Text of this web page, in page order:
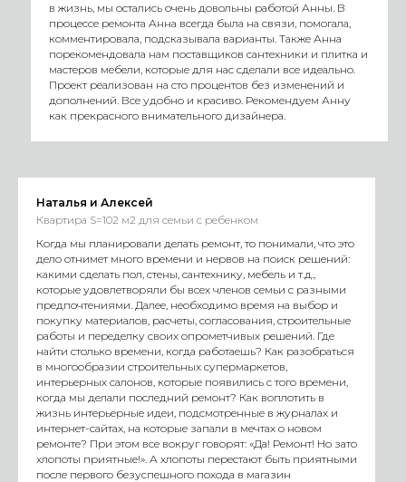
в жизнь, мы остались очень довольны работой Анны. В
процессе ремонта Анна всегда была на связи, помогала,
комментировала, подсказывала варианты. Также Анна
порекомендовала нам поставщиков сантехники и плитка и
мастеров мебели, которые для нас сделали все идеально.
Проект реализован на сто процентов без изменений и
дополнений. Все удобно и красиво. Рекомендуем Анну
как прекрасного внимательного дизайнера.
Наталья и Алексей
Квартира S=102 м2 для семьи с ребенком
Когда мы планировали делать ремонт, то понимали, что это
дело отнимет много времени и нервов на поиск решений:
какими сделать пол, стены, сантехнику, мебель и т.д.,
которые удовлетворяли бы всех членов семьи с разными
предпочтениями. Далее, необходимо время на выбор и
покупку материалов, расчеты, согласования, строительные
работы и переделку своих опрометчивых решений. Где
найти столько времени, когда работаешь? Как разобраться
в многообразии строительных супермаркетов,
интерьерных салонов, которые появились с того времени,
когда мы делали последний ремонт? Как воплотить в
жизнь интерьерные идеи, подсмотренные в журналах и
интернет-сайтах, на которые запали в мечтах о новом
ремонте? При этом все вокруг говорят: «Да! Ремонт! Но зато
хлопоты приятные!». А хлопоты перестают быть приятными
после первого безуспешного похода в магазин